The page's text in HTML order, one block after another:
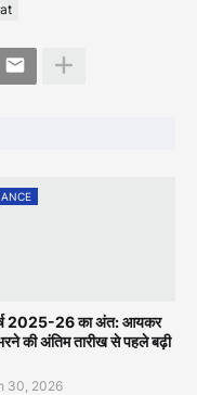
2025-26 का अंत: आयकर
भरने की अंतिम तारीख से पहले बढ़ी
30, 2026